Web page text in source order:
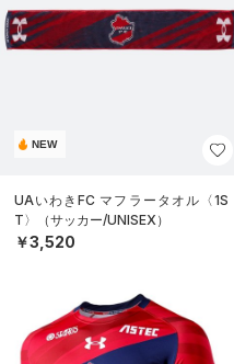
NEW
UAいわきFC マフラータオル〈1S
T〉（サッカー/UNISEX）
￥3,520